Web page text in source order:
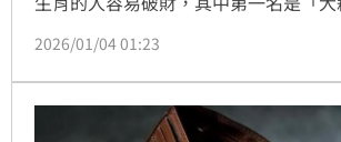
的豬隊友，導致你財進財出，快來看看
2026/01/04 01:23